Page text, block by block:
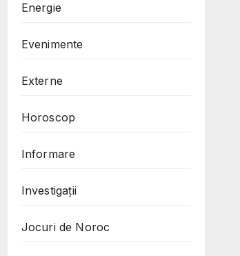
Energie
Evenimente
Externe
Horoscop
Informare
Investigații
Jocuri de Noroc